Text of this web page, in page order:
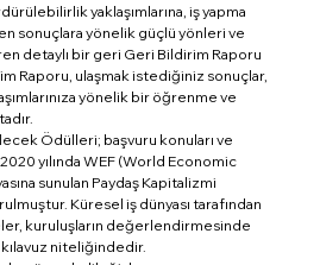
yaklaşımlarına, iş yapma
sonuçlara yönelik güçlü yönleri ve
detaylı bir geri Geri Bildirim Raporu
Raporu, ulaşmak istediğiniz sonuçlar,
yönelik bir öğrenme ve
Ödülleri; başvuru konuları ve
yılında WEF (World Economic
sunulan Paydaş Kapitalizmi
Küresel iş dünyası tarafından
kuruluşların değerlendirmesinde
niteliğindedir.